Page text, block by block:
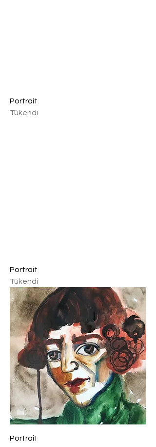
Portrait
Tükendi
Portrait
Tükendi
Portrait